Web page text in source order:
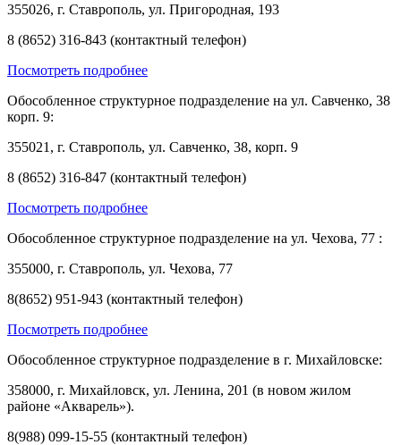
355026, г. Ставрополь, ул. Пригородная, 193
8 (8652) 316-843 (контактный телефон)
Посмотреть подробнее
Обособленное структурное подразделение на ул. Савченко, 38
корп. 9:
355021, г. Ставрополь, ул. Савченко, 38, корп. 9
8 (8652) 316-847 (контактный телефон)
Посмотреть подробнее
Обособленное структурное подразделение на ул. Чехова, 77 :
355000, г. Ставрополь, ул. Чехова, 77
8(8652) 951-943 (контактный телефон)
Посмотреть подробнее
Обособленное структурное подразделение в г. Михайловске:
358000, г. Михайловск, ул. Ленина, 201 (в новом жилом
районе «Акварель»).
8(988) 099-15-55 (контактный телефон)